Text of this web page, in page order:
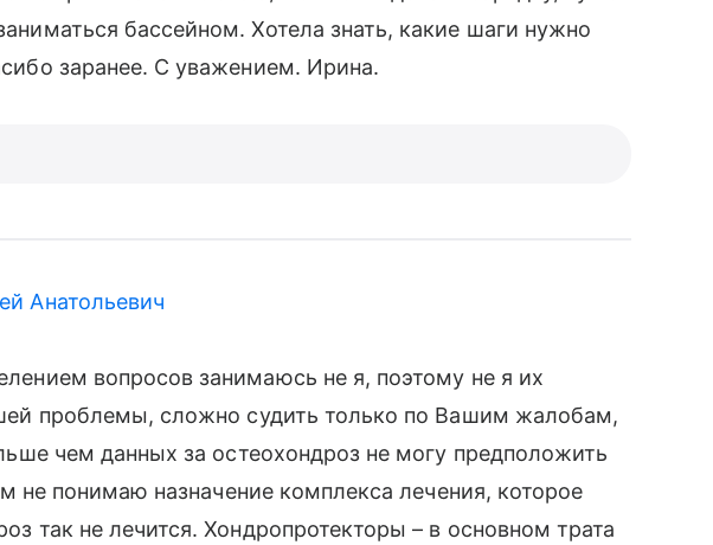
бассейном. Хотела знать, какие шаги нужно
заранее. С уважением. Ирина.
Анатольевич
вопросов занимаюсь не я, поэтому не я их
проблемы, сложно судить только по Вашим жалобам,
чем данных за остеохондроз не могу предположить
не понимаю назначение комплекса лечения, которое
так не лечится. Хондропротекторы – в основном трата